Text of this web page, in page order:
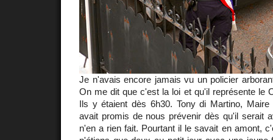
Je n'avais encore jamais vu un policier
On me dit que c'est la loi et qu'il représente le
Ils y étaient dès 6h30. Tony di Martino, Maire
avait promis de nous prévenir dès qu'il serait
n'en a rien fait. Pourtant il le savait en amont,